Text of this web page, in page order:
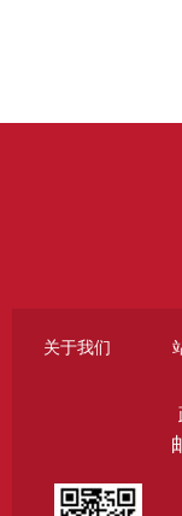
关于我们